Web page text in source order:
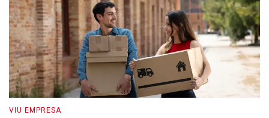
VIU EMPRESA